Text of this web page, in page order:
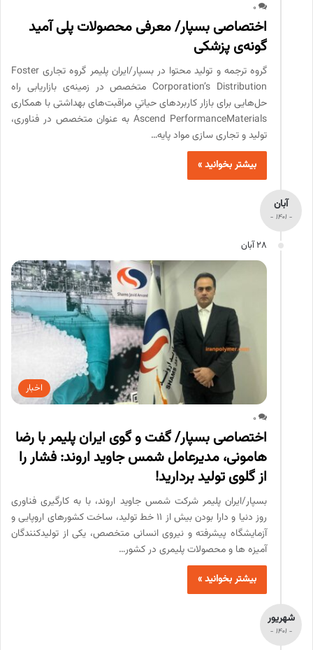
0
اختصاصی بسپار/ معرفی محصولات پلی آمید
گونه‌ی پزشکی
گروه ترجمه و تولید محتوا در بسپار/ایران پلیمر گروه تجاری Foster
Corporation’s Distribution متخصص در زمینه‌ی بازاریابی راه
حل‌هایی برای بازار کاربرد‌های حیاتیِ مراقبت‌های بهداشتی با همکاری
Ascend PerformanceMaterials به عنوان متخصص در فناوری،
تولید و تجاری سازی مواد پایه…
بیشتر بخوانید »
آبان
- 1401 -
28 آبان
اخبار
0
اختصاصی بسپار/ گفت و گوی ایران پلیمر با رضا
هامونی، مدیرعامل شمس جاوید اروند: فشار را
از گلوی تولید بردارید!
بسپار/ایران پلیمر شرکت شمس جاوید اروند، با به کارگیری فناوری
روز دنیا و دارا بودن بیش از 11 خط تولید، ساخت کشورهای اروپایی و
آزمایشگاه پیشرفته و نیروی انسانی متخصص، یکی از تولیدکنندگان
آمیزه ها و محصولات پلیمری در کشور…
بیشتر بخوانید »
شهریور
- 1401 -